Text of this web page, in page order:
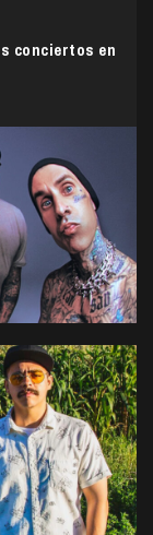
conciertos en